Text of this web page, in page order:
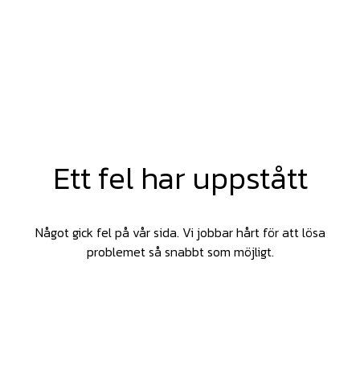
Ett fel har uppstått
Något gick fel på vår sida. Vi jobbar hårt för att lösa
problemet så snabbt som möjligt.